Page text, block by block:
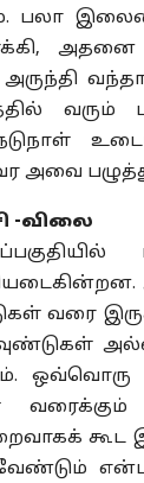
பலா
வரும்
அவை
-விலை
வரை
ஒவ்வொரு
வரைக்கும்
கூட